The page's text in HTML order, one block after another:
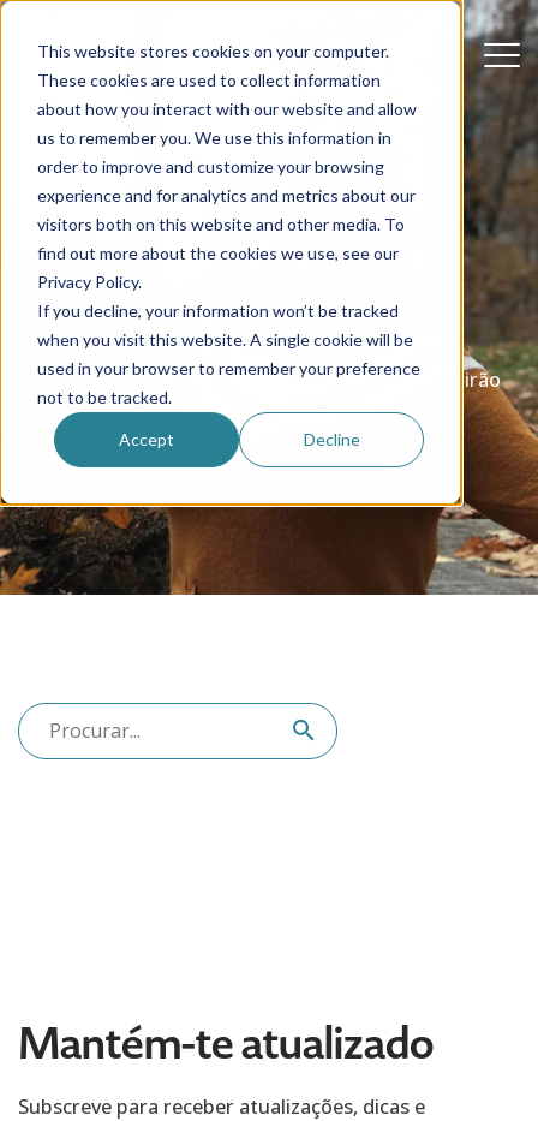
This website stores cookies on your computer.
These cookies are used to collect information
about how you interact with our website and allow
us to remember you. We use this information in
order to improve and customize your browsing
experience and for analytics and metrics about our
visitors both on this website and other media. To
find out more about the cookies we use, see our
Privacy Policy.
If you decline, your information won’t be tracked
when you visit this website. A single cookie will be
used in your browser to remember your preference
not to be tracked.
Accept Decline
Blogue Au Pair in
America
Histórias reais, conselhos e ideias úteis que te irão
orientar no teu percurso como au pair.
Mantém-te atualizado
Subscreve para receber atualizações, dicas e